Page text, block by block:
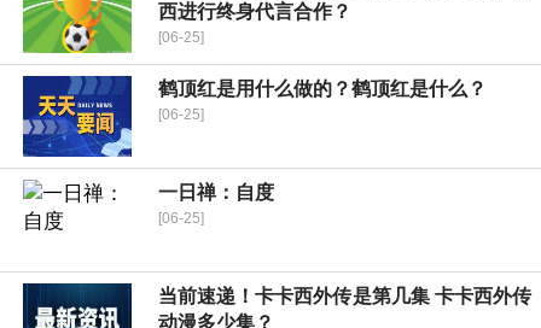
西进行终身代言合作？
[06-25]
鹤顶红是用什么做的？鹤顶红是什么？
[06-25]
一日禅：自度
[06-25]
当前速递！卡卡西外传是第几集 卡卡西外传
动漫多少集？